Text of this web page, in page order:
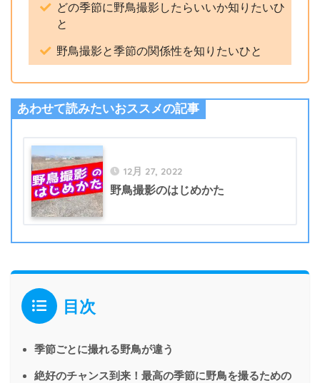
どの季節に野鳥撮影したらいいか知りたいひ
と
野鳥撮影と季節の関係性を知りたいひと
あわせて読みたいおススメの記事
12月 27, 2022
野鳥撮影のはじめかた
目次
季節ごとに撮れる野鳥が違う
絶好のチャンス到来！最高の季節に野鳥を撮るための